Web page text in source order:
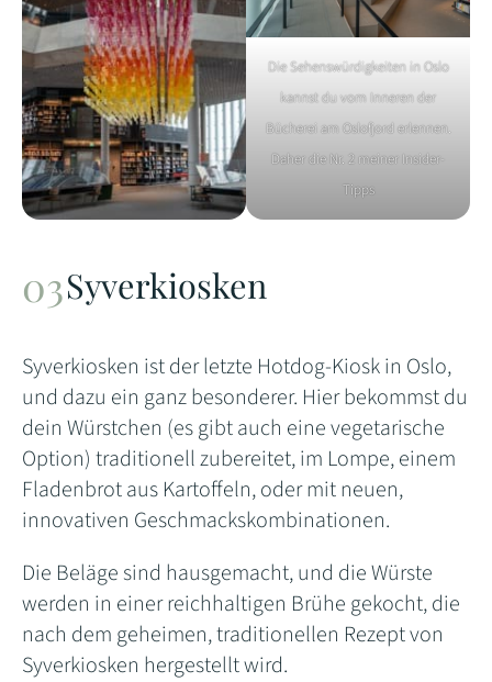
Die Sehenswürdigkeiten in Oslo
kannst du vom Inneren der
Bücherei am Oslofjord erlennen.
Daher die Nr. 2 meiner Insider-
Tipps
Syverkiosken
Syverkiosken ist der letzte Hotdog-Kiosk in Oslo,
und dazu ein ganz besonderer. Hier bekommst du
dein Würstchen (es gibt auch eine vegetarische
Option) traditionell zubereitet, im Lompe, einem
Fladenbrot aus Kartoffeln, oder mit neuen,
innovativen Geschmackskombinationen.
Die Beläge sind hausgemacht, und die Würste
werden in einer reichhaltigen Brühe gekocht, die
nach dem geheimen, traditionellen Rezept von
Syverkiosken hergestellt wird.